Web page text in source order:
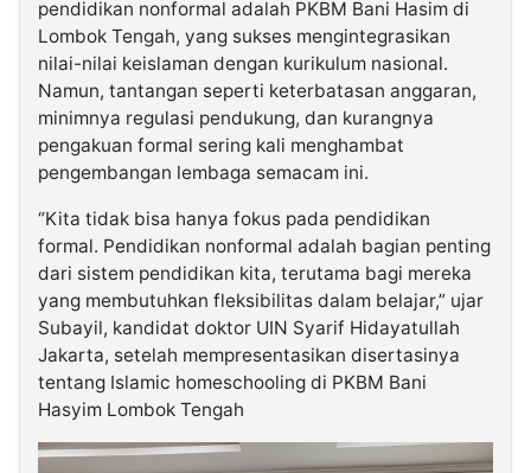
pendidikan nonformal adalah PKBM Bani Hasim di
Lombok Tengah, yang sukses mengintegrasikan
nilai-nilai keislaman dengan kurikulum nasional.
Namun, tantangan seperti keterbatasan anggaran,
minimnya regulasi pendukung, dan kurangnya
pengakuan formal sering kali menghambat
pengembangan lembaga semacam ini.
“Kita tidak bisa hanya fokus pada pendidikan
formal. Pendidikan nonformal adalah bagian penting
dari sistem pendidikan kita, terutama bagi mereka
yang membutuhkan fleksibilitas dalam belajar,” ujar
Subayil, kandidat doktor UIN Syarif Hidayatullah
Jakarta, setelah mempresentasikan disertasinya
tentang Islamic homeschooling di PKBM Bani
Hasyim Lombok Tengah